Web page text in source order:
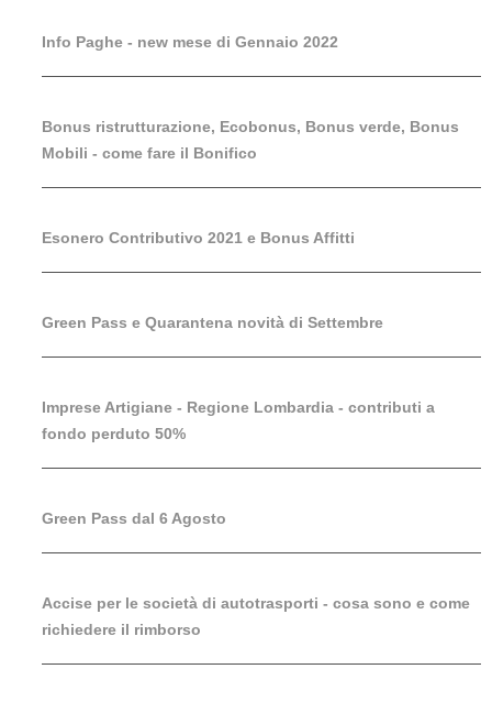
Info Paghe - new mese di Gennaio 2022
Bonus ristrutturazione, Ecobonus, Bonus verde, Bonus
Mobili - come fare il Bonifico
Esonero Contributivo 2021 e Bonus Affitti
Green Pass e Quarantena novità di Settembre
Imprese Artigiane - Regione Lombardia - contributi a
fondo perduto 50%
Green Pass dal 6 Agosto
Accise per le società di autotrasporti - cosa sono e come
richiedere il rimborso